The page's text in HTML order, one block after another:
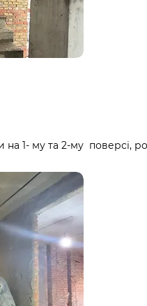
1- му та 2-му поверсі,